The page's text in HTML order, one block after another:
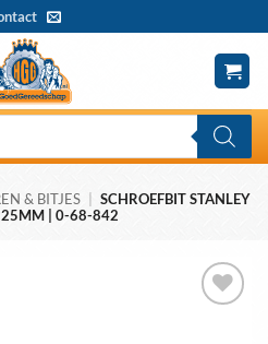
& BITJES
SCHROEFBIT STANLEY
25MM | 0-68-842